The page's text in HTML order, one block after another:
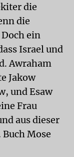
die
die
ein
Israel und
Awraham
Jakow
und Esaw
Frau
aus dieser
Mose